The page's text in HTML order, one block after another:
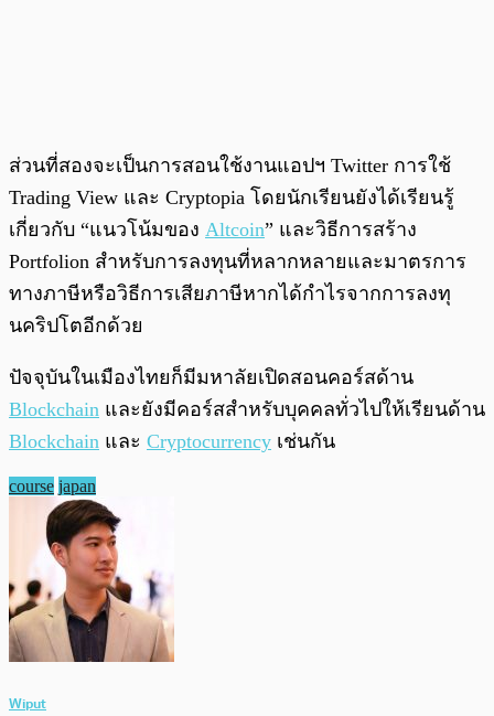
ส่วนที่สองจะเป็นการสอนใช้งานแอปฯ Twitter การใช้
Trading View และ Cryptopia โดยนักเรียนยังได้เรียนรู้
เกี่ยวกับ “แนวโน้มของ Altcoin” และวิธีการสร้าง
Portfolion สำหรับการลงทุนที่หลากหลายและมาตรการ
ทางภาษีหรือวิธีการเสียภาษีหากได้กำไรจากการลงทุ
นคริปโตอีกด้วย
ปัจจุบันในเมืองไทยก็มีมหาลัยเปิดสอนคอร์สด้าน
Blockchain และยังมีคอร์สสำหรับบุคคลทั่วไปให้เรียนด้าน
Blockchain และ Cryptocurrency เช่นกัน
course japan
Wiput